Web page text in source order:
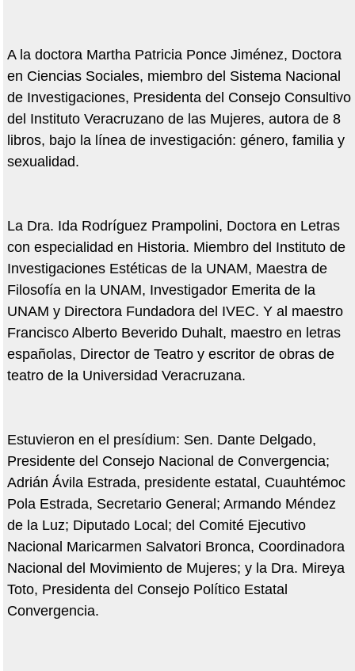
A la doctora Martha Patricia Ponce Jiménez, Doctora
en Ciencias Sociales, miembro del Sistema Nacional
de Investigaciones, Presidenta del Consejo Consultivo
del Instituto Veracruzano de las Mujeres, autora de 8
libros, bajo la línea de investigación: género, familia y
sexualidad.
La Dra. Ida Rodríguez Prampolini, Doctora en Letras
con especialidad en Historia. Miembro del Instituto de
Investigaciones Estéticas de la UNAM, Maestra de
Filosofía en la UNAM, Investigador Emerita de la
UNAM y Directora Fundadora del IVEC. Y al maestro
Francisco Alberto Beverido Duhalt, maestro en letras
españolas, Director de Teatro y escritor de obras de
teatro de la Universidad Veracruzana.
Estuvieron en el presídium: Sen. Dante Delgado,
Presidente del Consejo Nacional de Convergencia;
Adrián Ávila Estrada, presidente estatal, Cuauhtémoc
Pola Estrada, Secretario General; Armando Méndez
de la Luz; Diputado Local; del Comité Ejecutivo
Nacional Maricarmen Salvatori Bronca, Coordinadora
Nacional del Movimiento de Mujeres; y la Dra. Mireya
Toto, Presidenta del Consejo Político Estatal
Convergencia.